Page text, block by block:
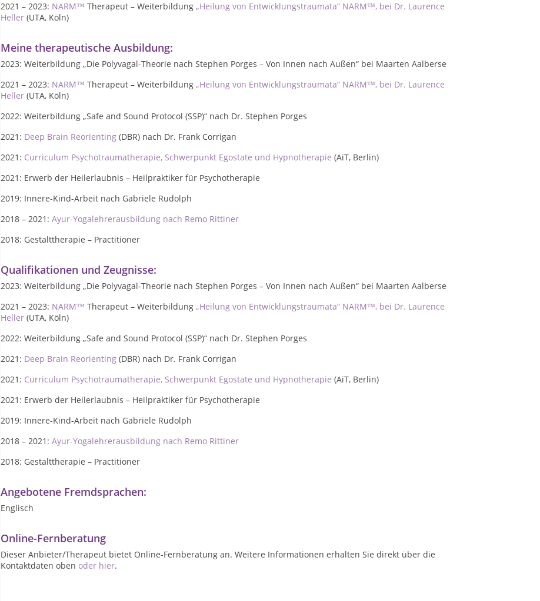
2021 – 2023: NARM™ Therapeut – Weiterbildung „Heilung von Entwicklungstraumata“ NARM™, bei Dr. Laurence
Heller (UTA, Köln)
Meine therapeutische Ausbildung:
2023: Weiterbildung „Die Polyvagal-Theorie nach Stephen Porges – Von Innen nach Außen“ bei Maarten Aalberse
2021 – 2023: NARM™ Therapeut – Weiterbildung „Heilung von Entwicklungstraumata“ NARM™, bei Dr. Laurence
Heller (UTA, Köln)
2022: Weiterbildung „Safe and Sound Protocol (SSP)“ nach Dr. Stephen Porges
2021: Deep Brain Reorienting (DBR) nach Dr. Frank Corrigan
2021: Curriculum Psychotraumatherapie, Schwerpunkt Egostate und Hypnotherapie (AiT, Berlin)
2021: Erwerb der Heilerlaubnis – Heilpraktiker für Psychotherapie
2019: Innere-Kind-Arbeit nach Gabriele Rudolph
2018 – 2021: Ayur-Yogalehrerausbildung nach Remo Rittiner
2018: Gestalttherapie – Practitioner
Qualifikationen und Zeugnisse:
2023: Weiterbildung „Die Polyvagal-Theorie nach Stephen Porges – Von Innen nach Außen“ bei Maarten Aalberse
2021 – 2023: NARM™ Therapeut – Weiterbildung „Heilung von Entwicklungstraumata“ NARM™, bei Dr. Laurence
Heller (UTA, Köln)
2022: Weiterbildung „Safe and Sound Protocol (SSP)“ nach Dr. Stephen Porges
2021: Deep Brain Reorienting (DBR) nach Dr. Frank Corrigan
2021: Curriculum Psychotraumatherapie, Schwerpunkt Egostate und Hypnotherapie (AiT, Berlin)
2021: Erwerb der Heilerlaubnis – Heilpraktiker für Psychotherapie
2019: Innere-Kind-Arbeit nach Gabriele Rudolph
2018 – 2021: Ayur-Yogalehrerausbildung nach Remo Rittiner
2018: Gestalttherapie – Practitioner
Angebotene Fremdsprachen:
Englisch
Online-Fernberatung
Dieser Anbieter/Therapeut bietet Online-Fernberatung an. Weitere Informationen erhalten Sie direkt über die
Kontaktdaten oben oder hier.